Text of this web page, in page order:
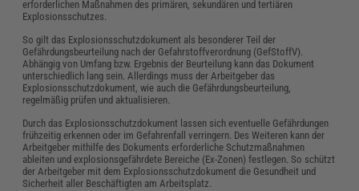
erforderlichen Maßnahmen des primären, sekundären und tertiären
Explosionsschutzes.
So gilt das Explosionsschutzdokument als besonderer Teil der
Gefährdungsbeurteilung nach der Gefahrstoffverordnung (GefStoffV).
Abhängig von Umfang bzw. Ergebnis der Beurteilung kann das Dokument
unterschiedlich lang sein. Allerdings muss der Arbeitgeber das
Explosionsschutzdokument, wie auch die Gefährdungsbeurteilung,
regelmäßig prüfen und aktualisieren.
Durch das Explosionsschutzdokument lassen sich eventuelle Gefährdungen
frühzeitig erkennen oder im Gefahrenfall verringern. Des Weiteren kann der
Arbeitgeber mithilfe des Dokuments erforderliche Schutzmaßnahmen
ableiten und explosionsgefährdete Bereiche (Ex-Zonen) festlegen. So schützt
der Arbeitgeber mit dem Explosionsschutzdokument die Gesundheit und
Sicherheit aller Beschäftigten am Arbeitsplatz.